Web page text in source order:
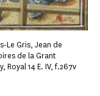
Le Gris, Jean de
de la Grant
Royal 14 E. IV, f.267v